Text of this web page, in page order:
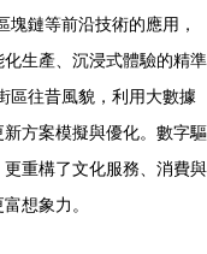
鏈等前沿技術的應用，
生產、沉浸式體驗的精準
區往昔風貌，利用大數據
方案模擬與優化。數字驅
重構了文化服務、消費與
想象力。